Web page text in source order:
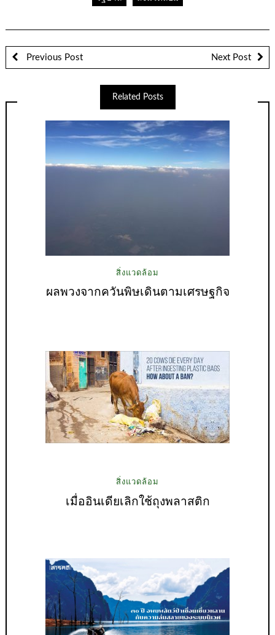
Previous Post Next Post
Related Posts
สิ่งแวดล้อม
ผลพวงจากควันพิษเดินตามเศรษฐกิจ
สิ่งแวดล้อม
เมื่ออินเดียเลิกใช้ถุงพลาสติก